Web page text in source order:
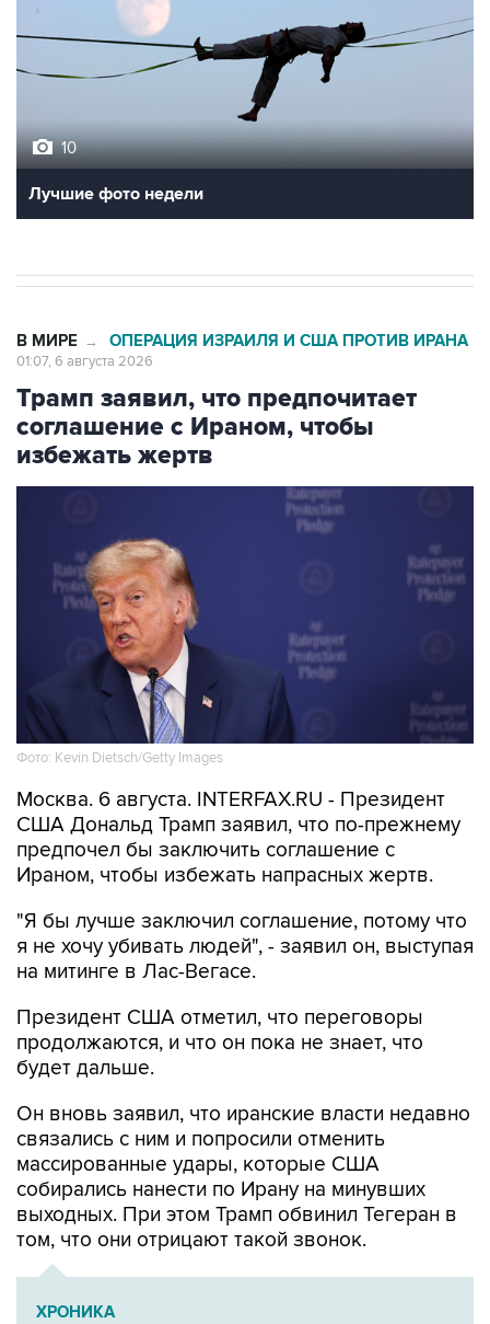
10
Лучшие фото недели
В МИРЕ → ОПЕРАЦИЯ ИЗРАИЛЯ И США ПРОТИВ ИРАНА
01:07, 6 августа 2026
Трамп заявил, что предпочитает
соглашение с Ираном, чтобы
избежать жертв
Фото: Kevin Dietsch/Getty Images
Москва. 6 августа. INTERFAX.RU - Президент
США Дональд Трамп заявил, что по-прежнему
предпочел бы заключить соглашение с
Ираном, чтобы избежать напрасных жертв.
"Я бы лучше заключил соглашение, потому что
я не хочу убивать людей", - заявил он, выступая
на митинге в Лас-Вегасе.
Президент США отметил, что переговоры
продолжаются, и что он пока не знает, что
будет дальше.
Он вновь заявил, что иранские власти недавно
связались с ним и попросили отменить
массированные удары, которые США
собирались нанести по Ирану на минувших
выходных. При этом Трамп обвинил Тегеран в
том, что они отрицают такой звонок.
ХРОНИКА